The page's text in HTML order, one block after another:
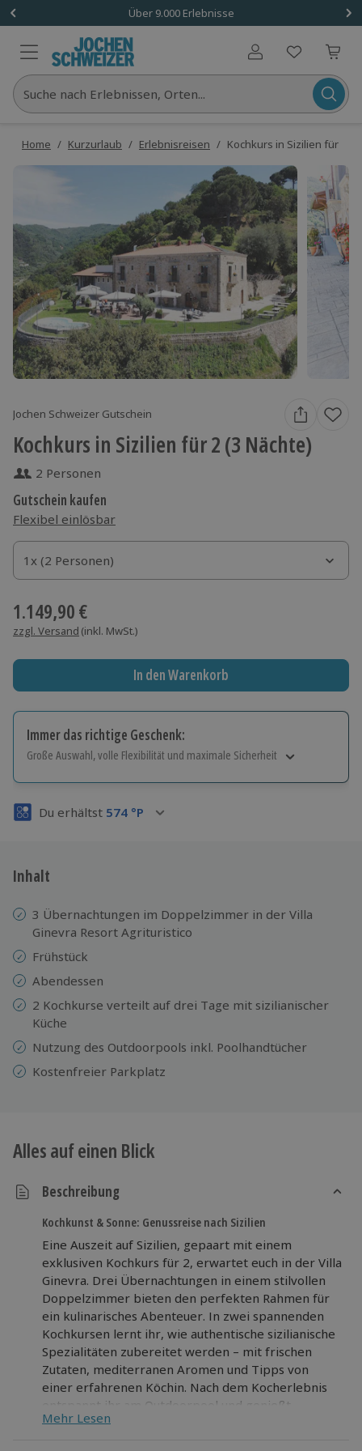
Über 9.000 Erlebnisse
Benutzerkonto
Suche nach Erlebnissen, Orten...
Home / Kurzurlaub / Erlebnisreisen / Kochkurs in Sizilien für 2 (3
Jochen Schweizer Gutschein
Kochkurs in Sizilien für 2 (3 Nächte)
2 Personen
Gutschein kaufen
Flexibel einlösbar
1x (2 Personen)
1x (2 Personen)
1x (2 Personen)
1.149,90 €
zzgl. Versand (inkl. MwSt.)
In den Warenkorb
Immer das richtige Geschenk:
Große Auswahl, volle Flexibilität und maximale Sicherheit
Volle Flexibilität
3 Jahre gültig & verlängerbar.
Du erhältst 574 °P
Inhalt
3 Übernachtungen im Doppelzimmer in der Villa
Ginevra Resort Agrituristico
Frühstück
Abendessen
2 Kochkurse verteilt auf drei Tage mit sizilianischer
Küche
Nutzung des Outdoorpools inkl. Poolhandtücher
Kostenfreier Parkplatz
Alles auf einen Blick
Beschreibung
Kochkunst & Sonne: Genussreise nach Sizilien
Eine Auszeit auf Sizilien, gepaart mit einem
exklusiven Kochkurs für 2, erwartet euch in der Villa
Ginevra. Drei Übernachtungen in einem stilvollen
Doppelzimmer bieten den perfekten Rahmen für
ein kulinarisches Abenteuer. In zwei spannenden
Kochkursen lernt ihr, wie authentische sizilianische
Spezialitäten zubereitet werden – mit frischen
Zutaten, mediterranen Aromen und Tipps von
einer erfahrenen Köchin. Nach dem Kocherlebnis
entspannt ihr am Outdoorpool und genießt
entspannte Stunden unter der Sonne Süditaliens.
Mehr Lesen